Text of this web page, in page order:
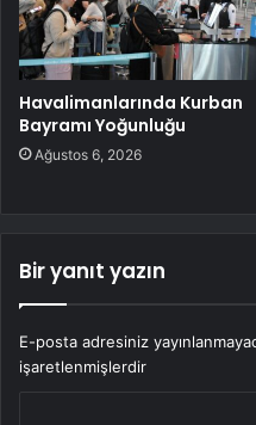
Havalimanlarında Kurban
Bayramı Yoğunluğu
Ağustos 6, 2026
Bir yanıt yazın
E-posta adresiniz
işaretlenmişlerdir